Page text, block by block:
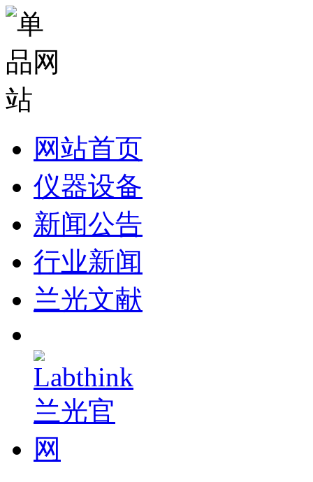
网站首页
仪器设备
新闻公告
行业新闻
兰光文献